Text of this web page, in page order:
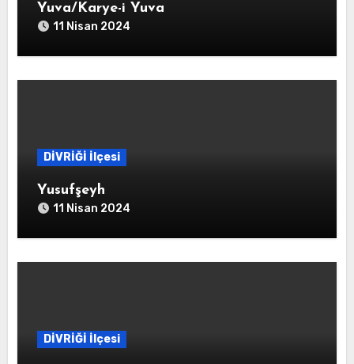
Yuva/Karye-i Yuva
11 Nisan 2024
DİVRİĞİ İlçesi
Yusufşeyh
11 Nisan 2024
DİVRİĞİ İlçesi